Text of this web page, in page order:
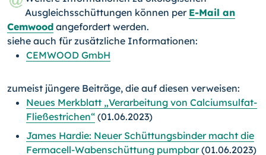
Ausgleichsschüttungen können per E-Mail an
Cemwood angefordert werden.
siehe auch für zusätzliche Informationen:
CEMWOOD GmbH
zumeist jüngere Beiträge, die auf diesen verweisen:
Neues Merkblatt „Verarbeitung von Calciumsulfat-
Fließestrichen“ (01.06.2023)
James Hardie: Neuer Schüttungsbinder macht die
Fermacell-Wabenschüttung pumpbar(01.06.2023)